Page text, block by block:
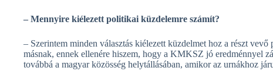
– Mennyire kiélezett politikai küzdelemre számít?
– Szerintem minden választás kiélezett küzdelmet hoz a részt
másnak, ennek ellenére hiszem, hogy a KMKSZ jó eredménnyel
továbbá a magyar közösség helytállásában, amikor az urnákhoz